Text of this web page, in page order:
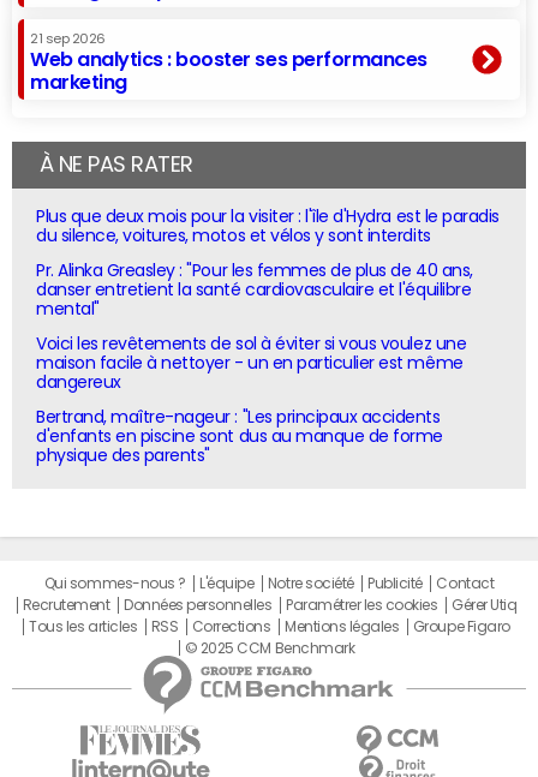
21 sep 2026
Web analytics : booster ses performances
marketing
À NE PAS RATER
Plus que deux mois pour la visiter : l'île d'Hydra est le paradis
du silence, voitures, motos et vélos y sont interdits
Pr. Alinka Greasley : "Pour les femmes de plus de 40 ans,
danser entretient la santé cardiovasculaire et l'équilibre
mental"
Voici les revêtements de sol à éviter si vous voulez une
maison facile à nettoyer - un en particulier est même
dangereux
Bertrand, maître-nageur : "Les principaux accidents
d'enfants en piscine sont dus au manque de forme
physique des parents"
Qui sommes-nous ? L'équipe Notre société Publicité
Contact
Recrutement
Données personnelles Paramétrer les cookies
Gérer Utiq
Tous les articles
RSS Corrections Mentions légales
Groupe Figaro
© 2025 CCM Benchmark